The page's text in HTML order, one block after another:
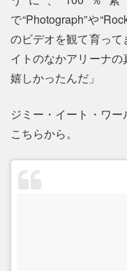
で“Photograph”や
のビデオを観て育っ
イトのなかアリーナ
嬉しかったんだ」
ジミー・イート・ワ
こちらから。